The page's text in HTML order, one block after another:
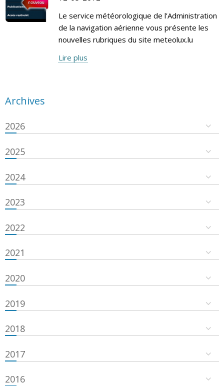
Le service météorologique de l’Administration
de la navigation aérienne vous présente les
nouvelles rubriques du site meteolux.lu
Lire plus
Archives
2026
2025
2024
2023
2022
2021
2020
2019
2018
2017
2016